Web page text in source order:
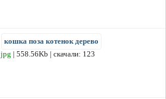
кошка поза котенок дерево
jpg | 558.56Kb | скачали: 123